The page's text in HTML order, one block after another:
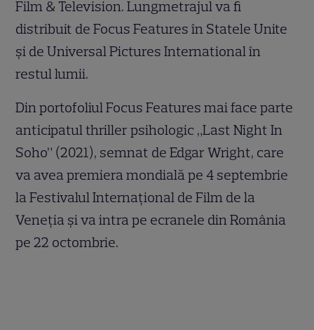
Film & Television. Lungmetrajul va fi
distribuit de Focus Features în Statele Unite
și de Universal Pictures International în
restul lumii.
Din portofoliul Focus Features mai face parte
anticipatul thriller psihologic „Last Night In
Soho” (2021), semnat de Edgar Wright, care
va avea premiera mondială pe 4 septembrie
la Festivalul Internațional de Film de la
Veneția și va intra pe ecranele din România
pe 22 octombrie.